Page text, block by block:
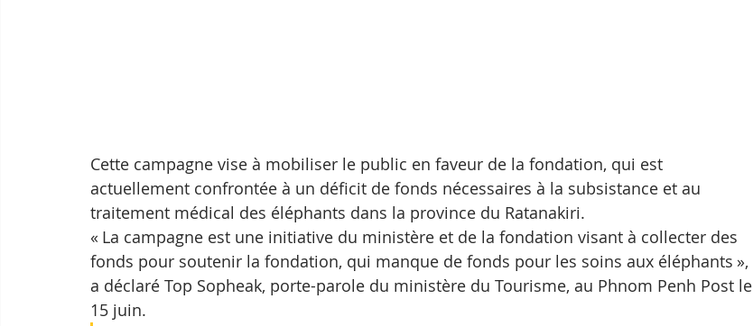
Cette campagne vise à mobiliser le public en faveur de la fondation, qui est
actuellement confrontée à un déficit de fonds nécessaires à la subsistance et au
traitement médical des éléphants dans la province du Ratanakiri.
« La campagne est une initiative du ministère et de la fondation visant à collecter des
fonds pour soutenir la fondation, qui manque de fonds pour les soins aux éléphants »,
a déclaré Top Sopheak, porte-parole du ministère du Tourisme, au Phnom Penh Post le
15 juin.